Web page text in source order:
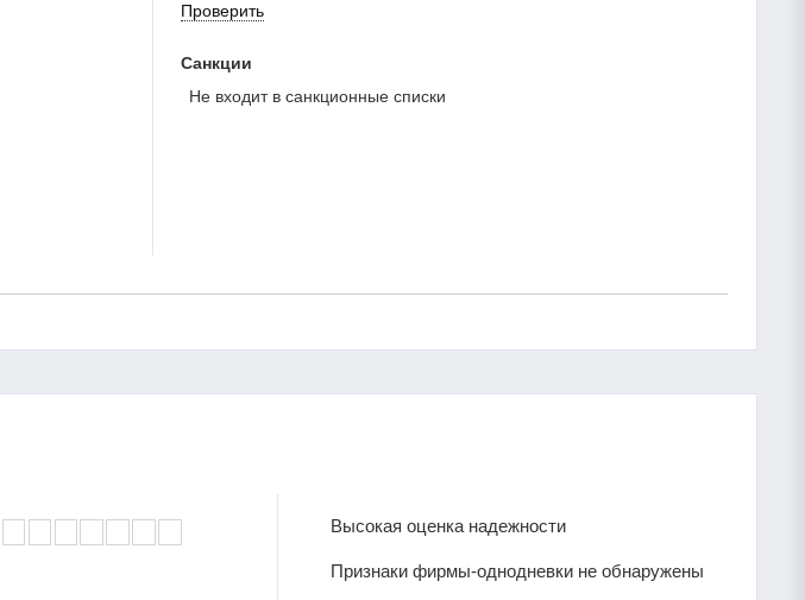
Проверить
Санкции
Не входит в санкционные списки
Высокая оценка надежности
Признаки фирмы-однодневки не обнаружены